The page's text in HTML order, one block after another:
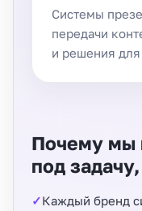
Системы
передачи
и решения
Почему мы
под
Каждый бренд